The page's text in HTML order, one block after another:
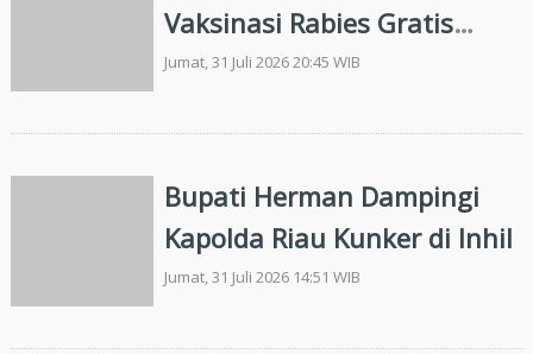
Vaksinasi Rabies Gratis
Hingga 30 September
Jumat, 31 Juli 2026 20:45 WIB
Bupati Herman Dampingi
Kapolda Riau Kunker di Inhil
Jumat, 31 Juli 2026 14:51 WIB